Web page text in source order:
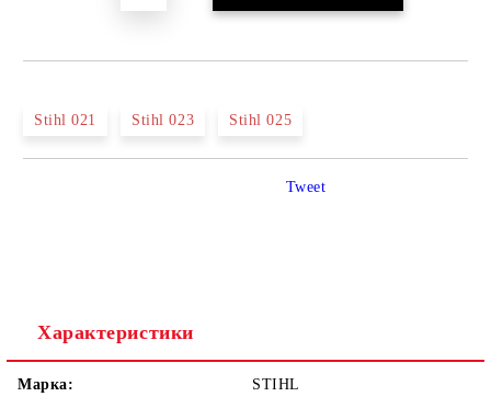
Stihl 021 Stihl 023 Stihl 025
Tweet
Характеристики
Марка:
STIHL